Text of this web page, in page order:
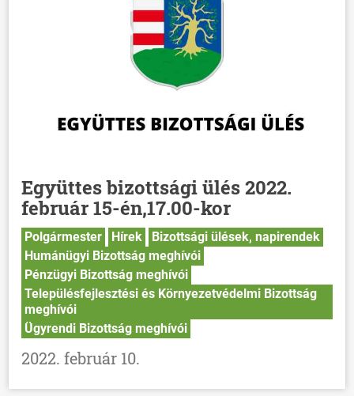
Együttes bizottsági ülés 2022.
február 15-én,17.00-kor
Polgármester Hírek
Bizottsági ülések, napirendek
Humánügyi Bizottság meghívói
Pénzügyi Bizottság meghívói
Településfejlesztési és Környezetvédelmi Bizottság
meghívói
Ügyrendi Bizottság meghívói
2022. február 10.